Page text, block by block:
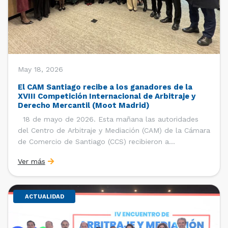
May 18, 2026
El CAM Santiago recibe a los ganadores de la
XVIII Competición Internacional de Arbitraje y
Derecho Mercantil (Moot Madrid)
18 de mayo de 2026. Esta mañana las autoridades
del Centro de Arbitraje y Mediación (CAM) de la Cámara
de Comercio de Santiago (CCS) recibieron a
Facultad de Derecho de la Universidad de Chile que se
consagró como ganador de la […]
Ver más
ACTUALIDAD